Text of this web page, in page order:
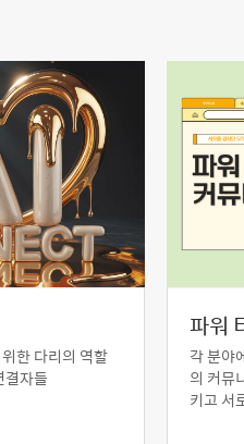
한 다리의 역할
결자들
파워
각 분야
의 커뮤
키고 서